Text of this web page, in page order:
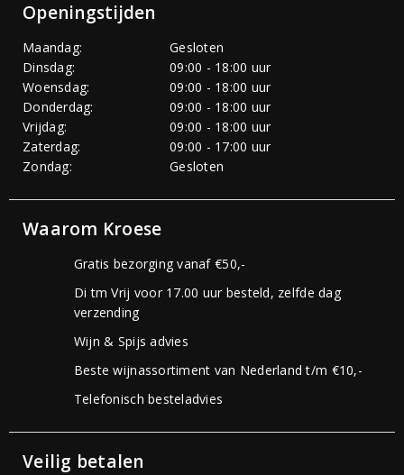
Openingstijden
Maandag:
Gesloten
Dinsdag:
09:00 - 18:00 uur
Woensdag:
09:00 - 18:00 uur
Donderdag:
09:00 - 18:00 uur
Vrijdag:
09:00 - 18:00 uur
Zaterdag:
09:00 - 17:00 uur
Zondag:
Gesloten
Waarom Kroese
Gratis bezorging vanaf €50,-
Di tm Vrij voor 17.00 uur besteld, zelfde dag
verzending
Wijn & Spijs advies
Beste wijnassortiment van Nederland t/m €10,-
Telefonisch besteladvies
Veilig betalen